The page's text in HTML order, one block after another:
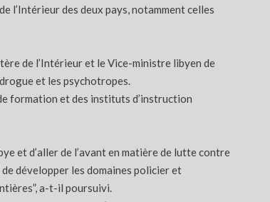
l’Intérieur des deux pays, notamment celles
de l’Intérieur et le Vice-ministre libyen de
et les psychotropes.
formation et des instituts d’instruction
et d’aller de l’avant en matière de lutte contre
développer les domaines policier et
a-t-il poursuivi.